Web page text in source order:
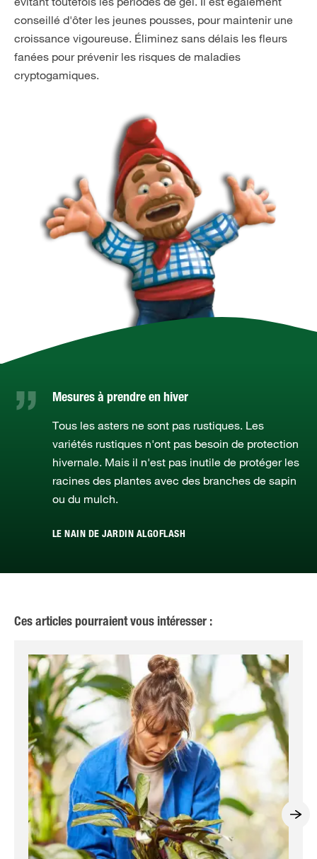
conseillé d'ôter les jeunes pousses, pour maintenir une
croissance vigoureuse. Éliminez sans délais les fleurs
fanées pour prévenir les risques de maladies
cryptogamiques.
Mesures à prendre en hiver
Tous les asters ne sont pas rustiques. Les
variétés rustiques n'ont pas besoin de protection
hivernale. Mais il n'est pas inutile de protéger les
racines des plantes avec des branches de sapin
ou du mulch.
LE NAIN DE JARDIN ALGOFLASH
Ces articles pourraient vous intéresser :